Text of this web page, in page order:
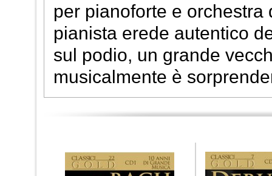
per pianoforte e
pianista erede autentico
sul podio, un grande
musicalmente è